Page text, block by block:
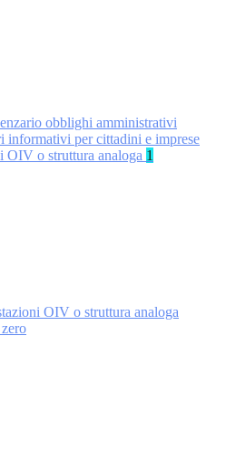
obblighi amministrativi
informativi per cittadini e imprese
OIV o struttura analoga 1
OIV o struttura analoga